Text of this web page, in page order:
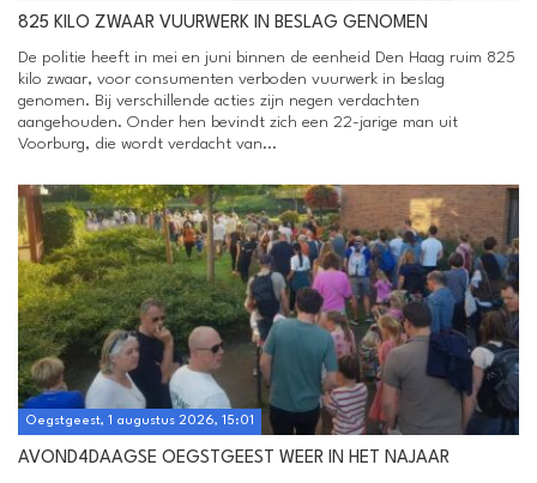
825 KILO ZWAAR VUURWERK IN BESLAG GENOMEN
De politie heeft in mei en juni binnen de eenheid Den Haag ruim 825
kilo zwaar, voor consumenten verboden vuurwerk in beslag
genomen. Bij verschillende acties zijn negen verdachten
aangehouden. Onder hen bevindt zich een 22-jarige man uit
Voorburg, die wordt verdacht van...
Oegstgeest, 1 augustus 2026, 15:01
AVOND4DAAGSE OEGSTGEEST WEER IN HET NAJAAR